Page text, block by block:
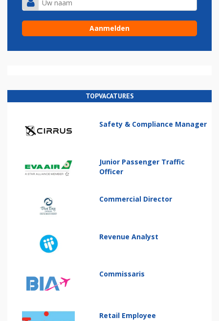
TOPVACATURES
Safety & Compliance Manager
Junior Passenger Traffic
Officer
Commercial Director
Revenue Analyst
Commissaris
Retail Employee